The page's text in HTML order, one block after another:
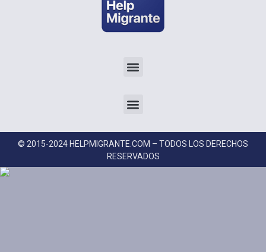
© 2015-2024 HELPMIGRANTE.COM – TODOS LOS DERECHOS
RESERVADOS